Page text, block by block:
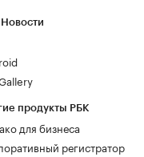
продукты РБК
для бизнеса
регистратор